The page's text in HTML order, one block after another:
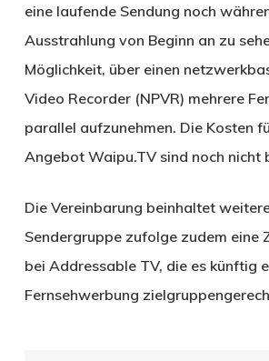
eine laufende Sendung noch
Ausstrahlung von Beginn an zu
Möglichkeit, über einen
Video Recorder (NPVR) mehrere
parallel aufzunehmen. Die Kosten
Angebot Waipu.TV sind noch nicht
Die Vereinbarung beinhaltet
Sendergruppe zufolge zudem eine
bei Addressable TV, die es künftig
Fernsehwerbung